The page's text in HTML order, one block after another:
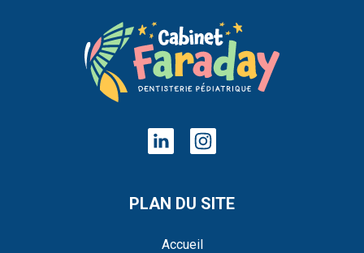
PLAN DU SITE
Accueil